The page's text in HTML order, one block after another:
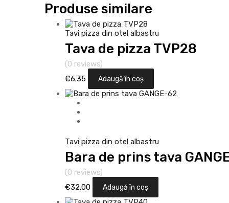
Produse similare
Tavi pizza din otel albastru
Tava de pizza TVP28
(0 reviews)
€6.35 Adaugă în coș
Tavi pizza din otel albastru
Bara de prins tava
(0 reviews)
€32.00 Adaugă în coș